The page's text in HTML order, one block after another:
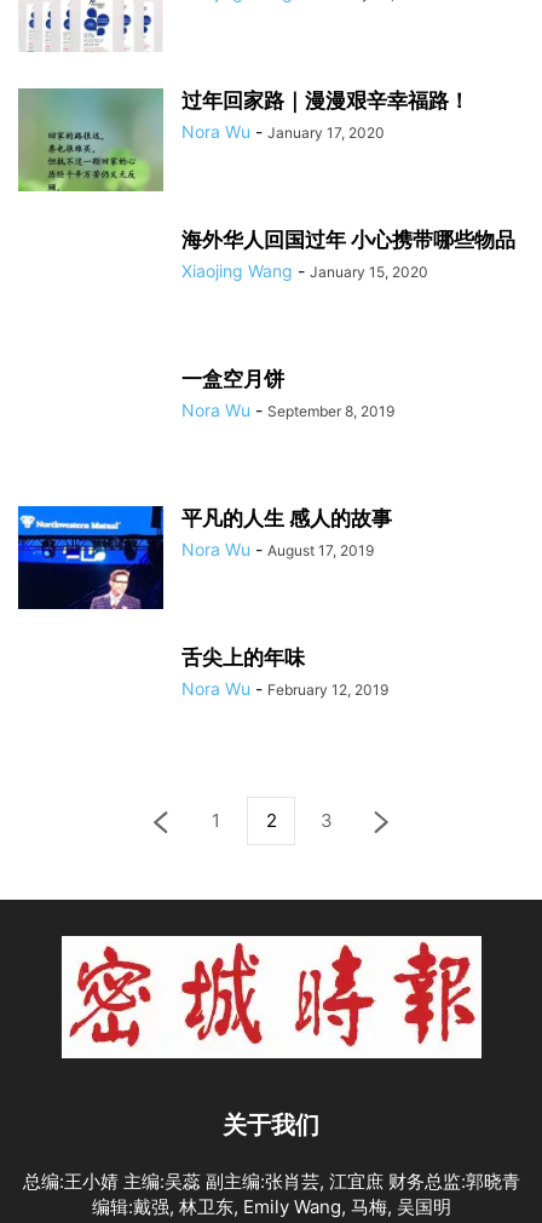
过年回家路｜漫漫艰辛幸福路！
Nora Wu - January 17, 2020
海外华人回国过年 小心携带哪些物品
Xiaojing Wang - January 15, 2020
一盒空月饼
Nora Wu - September 8, 2019
平凡的人生 感人的故事
Nora Wu - August 17, 2019
舌尖上的年味
Nora Wu - February 12, 2019
1 2 3
关于我们
总编:王小婧 主编:吴蕊 副主编:张肖芸, 江宜庶 财务总监:郭晓青
编辑:戴强, 林卫东, Emily Wang, 马梅, 吴国明